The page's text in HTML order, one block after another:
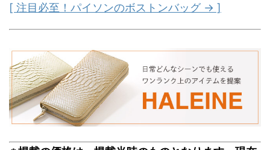
[ 注目必至！パイソンのボストンバッグ → ]